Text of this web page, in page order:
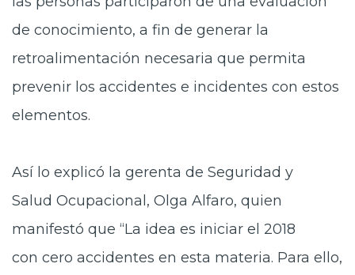
de conocimiento, a fin de generar la
retroalimentación necesaria que permita
prevenir los accidentes e incidentes con estos
elementos.
Así lo explicó la gerenta de Seguridad y
Salud Ocupacional, Olga Alfaro, quien
manifestó que “La idea es iniciar el 2018
con cero accidentes en esta materia. Para ello,